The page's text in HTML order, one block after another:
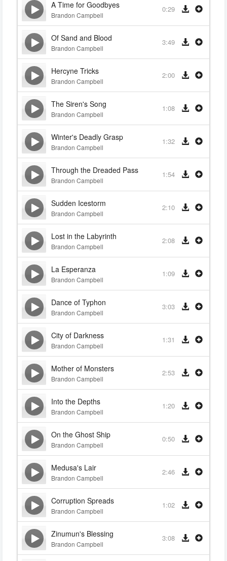
A Time for Goodbyes
Brandon Campbell
0:29
Of Sand and Blood
Brandon Campbell
3:49
Hercyne Tricks
Brandon Campbell
2:00
The Siren's Song
Brandon Campbell
1:08
Winter's Deadly Grasp
Brandon Campbell
1:32
Through the Dreaded Pass
Brandon Campbell
1:54
Sudden Icestorm
Brandon Campbell
2:10
Lost in the Labyrinth
Brandon Campbell
2:08
La Esperanza
Brandon Campbell
1:09
Dance of Typhon
Brandon Campbell
3:03
City of Darkness
Brandon Campbell
1:31
Mother of Monsters
Brandon Campbell
2:53
Into the Depths
Brandon Campbell
1:20
On the Ghost Ship
Brandon Campbell
0:50
Medusa's Lair
Brandon Campbell
2:46
Corruption Spreads
Brandon Campbell
1:02
Zinumun's Blessing
Brandon Campbell
3:08